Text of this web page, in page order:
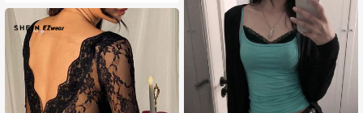
4.91 1.9M 팔로워